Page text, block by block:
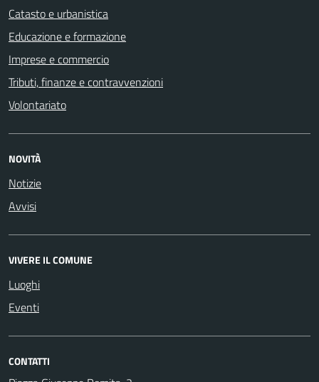
Catasto e urbanistica
Educazione e formazione
Imprese e commercio
Tributi, finanze e contravvenzioni
Volontariato
NOVITÀ
Notizie
Avvisi
VIVERE IL COMUNE
Luoghi
Eventi
CONTATTI